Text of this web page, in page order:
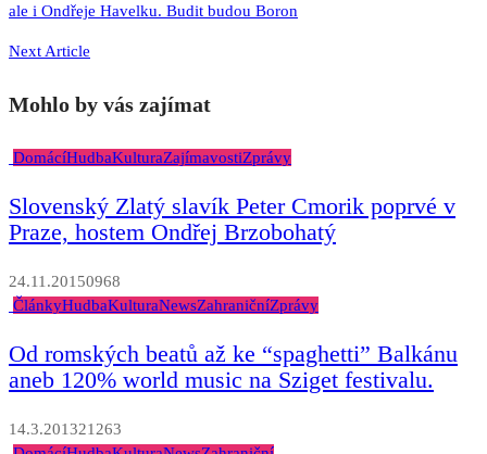
ale i Ondřeje Havelku. Budit budou Boron
Next Article
Mohlo by vás zajímat
DomácíHudbaKulturaZajímavostiZprávy
Slovenský Zlatý slavík Peter Cmorik poprvé v
Praze, hostem Ondřej Brzobohatý
24.11.20150968
ČlánkyHudbaKulturaNewsZahraničníZprávy
Od romských beatů až ke “spaghetti” Balkánu
aneb 120% world music na Sziget festivalu.
14.3.201321263